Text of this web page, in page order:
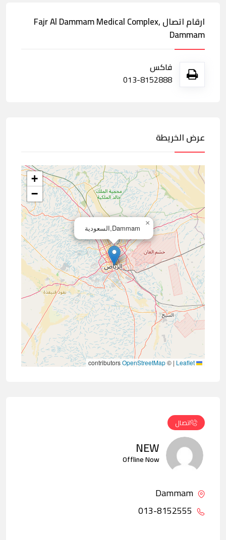
ارقام اتصال Fajr Al Dammam Medical Complex,
Dammam
فاكس
013-8152888
عرض الخريطة
Dammam,السعودية
×
+
−
|
©
OpenStreetMap
اتصال
NEW
Offline Now